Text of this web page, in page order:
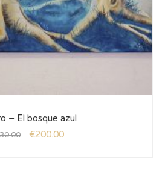
– El bosque azul
€200.00